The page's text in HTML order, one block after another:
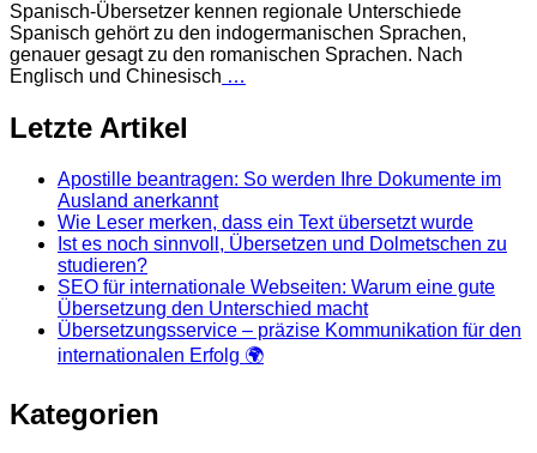
Spanisch-Übersetzer kennen regionale Unterschiede
Spanisch gehört zu den indogermanischen Sprachen,
genauer gesagt zu den romanischen Sprachen. Nach
Englisch und Chinesisch …
Letzte Artikel
Apostille beantragen: So werden Ihre Dokumente im
Ausland anerkannt
Wie Leser merken, dass ein Text übersetzt wurde
Ist es noch sinnvoll, Übersetzen und Dolmetschen zu
studieren?
SEO für internationale Webseiten: Warum eine gute
Übersetzung den Unterschied macht
Übersetzungsservice – präzise Kommunikation für den
internationalen Erfolg 🌍
Kategorien